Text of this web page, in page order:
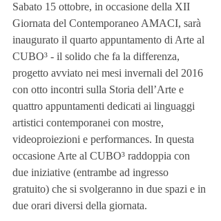
Sabato 15 ottobre, in occasione della XII
Giornata del Contemporaneo AMACI, sarà
inaugurato il quarto appuntamento di Arte al
CUBO³ - il solido che fa la differenza,
progetto avviato nei mesi invernali del 2016
con otto incontri sulla Storia dell’Arte e
quattro appuntamenti dedicati ai linguaggi
artistici contemporanei con mostre,
videoproiezioni e performances. In questa
occasione Arte al CUBO³ raddoppia con
due iniziative (entrambe ad ingresso
gratuito) che si svolgeranno in due spazi e in
due orari diversi della giornata.